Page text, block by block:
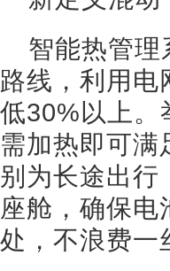
智能热管理
路线，利用电
低30%以上。
需加热即可满
别为长途出行
座舱，确保
处，不浪费一